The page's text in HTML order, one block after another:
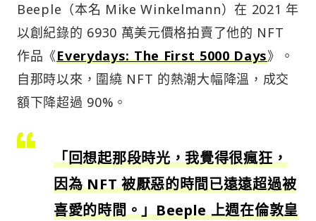
Beeple（本名 Mike Winkelmann）在 2021 年
以創紀錄的 6930 萬美元價格拍賣了他的 NFT
作品《Everydays: The First 5000 Days》。
自那時以來，圍繞 NFT 的熱潮大幅降溫，成交
額下降超過 90%。
「回想起那段時光，我覺得很瘋狂，
因為 NFT 被厭惡的時間已遠遠超過被
喜愛的時間。」Beeple 上週在倫敦皇